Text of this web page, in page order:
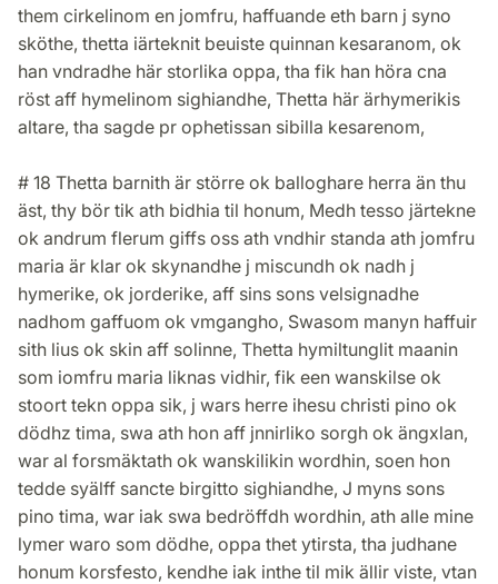
them cirkelinom en jomfru, haffuande eth barn j syno
sköthe, thetta iärteknit beuiste quinnan kesaranom, ok
han vndradhe här storlika oppa, tha fik han höra cna
röst aff hymelinom sighiandhe, Thetta här ärhymerikis
altare, tha sagde pr ophetissan sibilla kesarenom,
# 18 Thetta barnith är större ok balloghare herra än thu
äst, thy bör tik ath bidhia til honum, Medh tesso järtekne
ok andrum flerum giffs oss ath vndhir standa ath jomfru
maria är klar ok skynandhe j miscundh ok nadh j
hymerike, ok jorderike, aff sins sons velsignadhe
nadhom gaffuom ok vmgangho, Swasom manyn haffuir
sith lius ok skin aff solinne, Thetta hymiltunglit maanin
som iomfru maria liknas vidhir, fik een wanskilse ok
stoort tekn oppa sik, j wars herre ihesu christi pino ok
dödhz tima, swa ath hon aff jnnirliko sorgh ok ängxlan,
war al forsmäktath ok wanskilikin wordhin, soen hon
tedde syälff sancte birgitto sighiandhe, J myns sons
pino tima, war iak swa bedröffdh wordhin, ath alle mine
lymer waro som dödhe, oppa thet ytirsta, tha judhane
honum korsfesto, kendhe iak inthe til mik ällir viste, vtan